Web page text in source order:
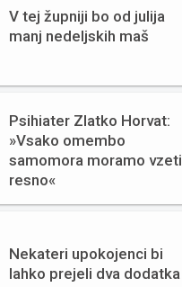
V tej župniji bo od julija
manj nedeljskih maš
Psihiater Zlatko Horvat:
»Vsako omembo
samomora moramo vzeti
resno«
Nekateri upokojenci bi
lahko prejeli dva dodatka